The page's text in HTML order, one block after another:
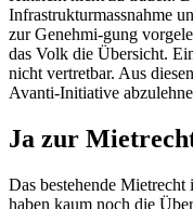
Infrastrukturmassnahme
zur Genehmi-gung
das Volk die Übersicht.
nicht vertretbar. Aus
Avanti-Initiative
Ja zur
Das bestehende
haben kaum noch die